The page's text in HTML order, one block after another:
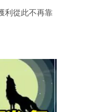
利從此不再靠